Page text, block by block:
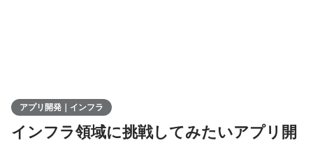
アプリ開発｜インフラ
インフラ領域に挑戦してみたいアプリ開